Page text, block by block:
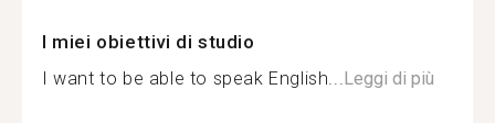
I miei obiettivi di studio
I want to be able to speak English... Leggi di più